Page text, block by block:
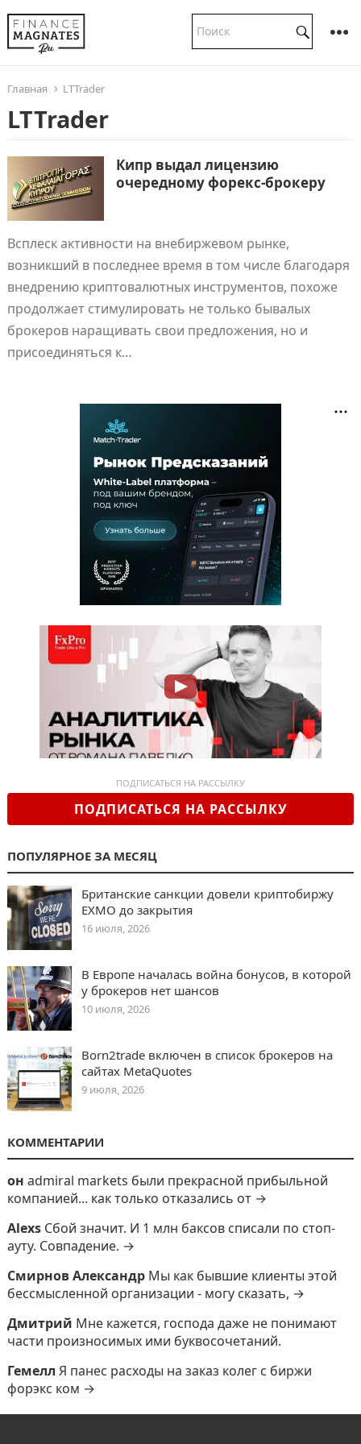
Главная LTTrader
LTTrader
Кипр выдал лицензию
очередному форекс-брокеру
Всплеск активности на внебиржевом рынке,
возникший в последнее время в том числе благодаря
внедрению криптовалютных инструментов, похоже
продолжает стимулировать не только бывалых
брокеров наращивать свои предложения, но и
присоединяться к…
ПОДПИСАТЬСЯ НА РАССЫЛКУ
ПОДПИСАТЬСЯ НА РАССЫЛКУ
ПОПУЛЯРНОЕ ЗА МЕСЯЦ
Британские санкции довели криптобиржу
EXMO до закрытия
16 июля, 2026
В Европе началась война бонусов, в которой
у брокеров нет шансов
10 июля, 2026
Born2trade включен в список брокеров на
сайтах MetaQuotes
9 июля, 2026
КОММЕНТАРИИ
он admiral markets были прекрасной прибыльной
компанией... как только отказались от →
Alexs Сбой значит. И 1 млн баксов списали по стоп-
ауту. Совпадение. →
Смирнов Александр Мы как бывшие клиенты этой
бессмысленной организации - могу сказать, →
Дмитрий Мне кажется, господа даже не понимают
части произносимых ими буквосочетаний.
Гемелл Я панес расходы на заказ колег с биржи
форэкс ком →